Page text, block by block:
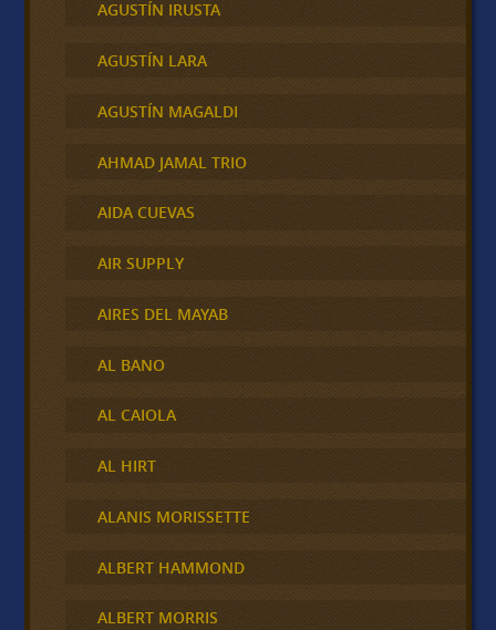
AGUSTÍN IRUSTA
AGUSTÍN LARA
AGUSTÍN MAGALDI
AHMAD JAMAL TRIO
AIDA CUEVAS
AIR SUPPLY
AIRES DEL MAYAB
AL BANO
AL CAIOLA
AL HIRT
ALANIS MORISSETTE
ALBERT HAMMOND
ALBERT MORRIS